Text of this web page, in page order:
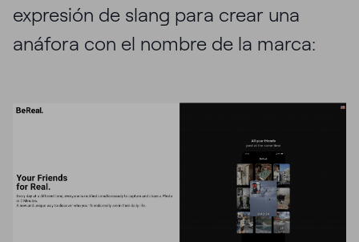
expresión de slang para crear una
anáfora con el nombre de la marca: